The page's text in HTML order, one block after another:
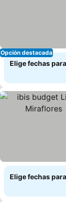
Opción destacada
Elige fechas
Elige fechas